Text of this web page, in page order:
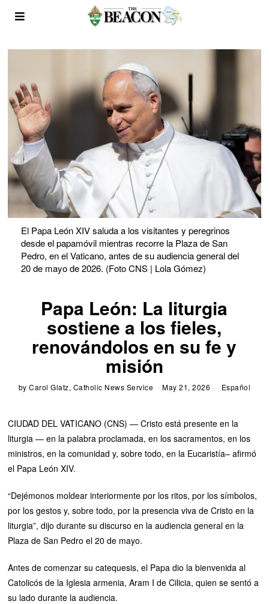
El Papa León XIV saluda a los visitantes y peregrinos
desde el papamóvil mientras recorre la Plaza de San
Pedro, en el Vaticano, antes de su audiencia general del
20 de mayo de 2026. (Foto CNS | Lola Gómez)
Papa León: La liturgia
sostiene a los fieles,
renovándolos en su fe y
misión
byCarol Glatz, Catholic News Service May 21, 2026 Español
CIUDAD DEL VATICANO (CNS) — Cristo está presente en la
liturgia — en la palabra proclamada, en los sacramentos, en los
ministros, en la comunidad y, sobre todo, en la Eucaristía– afirmó
el Papa León XIV.
“Dejémonos moldear interiormente por los ritos, por los símbolos,
por los gestos y, sobre todo, por la presencia viva de Cristo en la
liturgia”, dijo durante su discurso en la audiencia general en la
Plaza de San Pedro el 20 de mayo.
Antes de comenzar su catequesis, el Papa dio la bienvenida al
Catolicós de la Iglesia armenia, Aram I de Cilicia, quien se sentó a
su lado durante la audiencia.